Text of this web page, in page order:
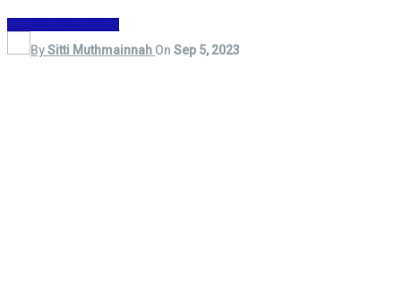
BySitti Muthmainnah On Sep 5, 2023